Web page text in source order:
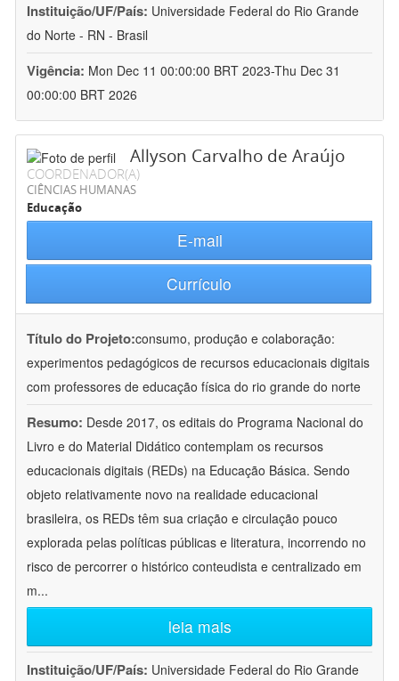
Instituição/UF/País: Universidade Federal do Rio Grande
do Norte - RN - Brasil
Vigência: Mon Dec 11 00:00:00 BRT 2023-Thu Dec 31
00:00:00 BRT 2026
Allyson Carvalho de Araújo
COORDENADOR(A)
CIÊNCIAS HUMANAS
Educação
E-mail
Currículo
Título do Projeto:consumo, produção e colaboração:
experimentos pedagógicos de recursos educacionais digitais
com professores de educação física do rio grande do norte
Resumo: Desde 2017, os editais do Programa Nacional do
Livro e do Material Didático contemplam os recursos
educacionais digitais (REDs) na Educação Básica. Sendo
objeto relativamente novo na realidade educacional
brasileira, os REDs têm sua criação e circulação pouco
explorada pelas políticas públicas e literatura, incorrendo no
risco de percorrer o histórico conteudista e centralizado em
m...
leia mais
Instituição/UF/País: Universidade Federal do Rio Grande